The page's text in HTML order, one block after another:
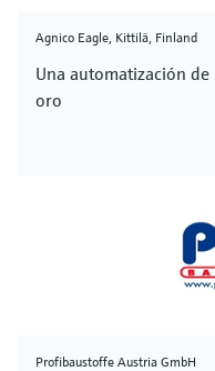
Agnico Eagle, Kittilä, Finland
Una automatización
oro
Profibaustoffe Austria GmbH